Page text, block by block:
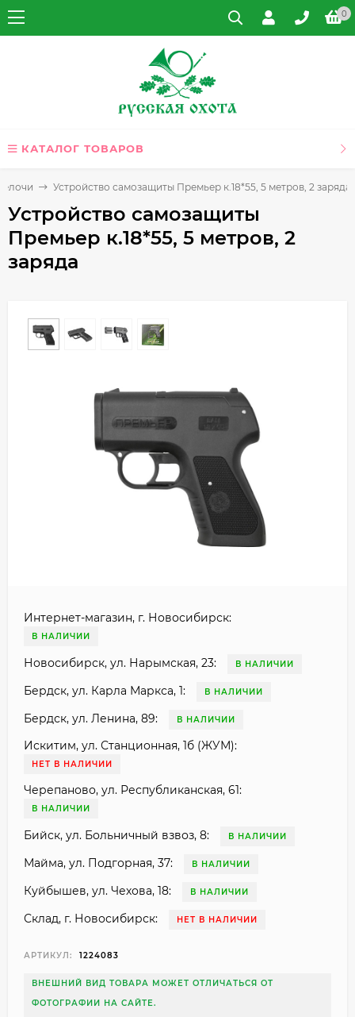
0
КАТАЛОГ ТОВАРОВ
Устройство самозащиты Премьер к.18*55, 5 метров, 2 заряда
Устройство самозащиты
Премьер к.18*55, 5 метров, 2
заряда
Интернет-магазин, г. Новосибирск:
В НАЛИЧИИ
Новосибирск, ул. Нарымская, 23: В НАЛИЧИИ
Бердск, ул. Карла Маркса, 1: В НАЛИЧИИ
Бердск, ул. Ленина, 89: В НАЛИЧИИ
Искитим, ул. Станционная, 1б (ЖУМ):
НЕТ В НАЛИЧИИ
Черепаново, ул. Республиканская, 61:
В НАЛИЧИИ
Бийск, ул. Больничный взвоз, 8: В НАЛИЧИИ
Майма, ул. Подгорная, 37: В НАЛИЧИИ
Куйбышев, ул. Чехова, 18: В НАЛИЧИИ
Склад, г. Новосибирск: НЕТ В НАЛИЧИИ
АРТИКУЛ: 1224083
ВНЕШНИЙ ВИД ТОВАРА МОЖЕТ ОТЛИЧАТЬСЯ ОТ
ФОТОГРАФИИ НА САЙТЕ.